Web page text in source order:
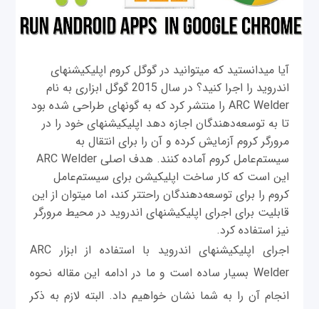
آیا می‎دانستید که می‎توانید در گوگل کروم اپلیکیشن‎های
اندروید را اجرا كنيد؟ در سال 2015 گوگل ابزاری به نام
ARC Welder را منتشر کرد که به گونه‎ای طراحی شده بود
تا به توسعه‌دهندگان اجازه دهد اپلیکیشن‎های خود را در
مرورگر کروم آزمايش کرده و آن را برای انتقال به
سیستم‌عامل کروم آماده کنند. هدف اصلی ARC Welder
این است که کار ساخت اپلیکیشن برای سیستم‌عامل
کروم را برای توسعه‌دهندگان راحت‎تر کند، اما می‎توان از این
قابلیت برای اجرای اپلیکیشن‎های اندروید در محیط مرورگر
نیز استفاده کرد.
اجرای اپلیکیشن‎های اندروید با استفاده از ابزار ARC
Welder بسیار ساده است و ما در ادامه این مقاله نحوه
انجام آن را به شما نشان خواهیم داد. البته لازم به ذکر